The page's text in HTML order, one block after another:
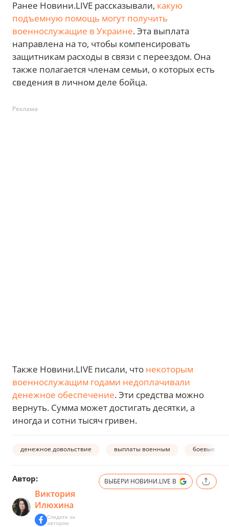
Ранее Новини.LIVE рассказывали, какую
подъемную помощь могут получить
военнослужащие в Украине. Эта выплата
направлена на то, чтобы компенсировать
защитникам расходы в связи с переездом. Она
также полагается членам семьи, о которых есть
сведения в личном деле бойца.
Реклама
Также Новини.LIVE писали, что некоторым
военнослужащим годами недоплачивали
денежное обеспечение. Эти средства можно
вернуть. Сумма может достигать десятки, а
иногда и сотни тысяч гривен.
денежное довольствие выплаты военным боевые
Автор:
Виктория
Илюхина
Следите за
автором
ВЫБЕРИ НОВИНИ.LIVE В